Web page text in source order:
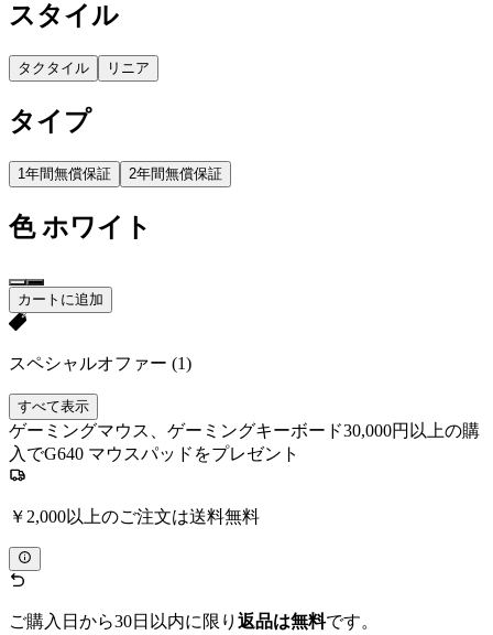
スタイル
タクタイル リニア
タイプ
1年間無償保証 2年間無償保証
色 ホワイト
カートに追加
スペシャルオファー (1)
すべて表示
ゲーミングマウス、ゲーミングキーボード30,000円以上の購
入でG640 マウスパッドをプレゼント
￥2,000以上のご注文は送料無料
ご購入日から30日以内に限り 返品は無料です。